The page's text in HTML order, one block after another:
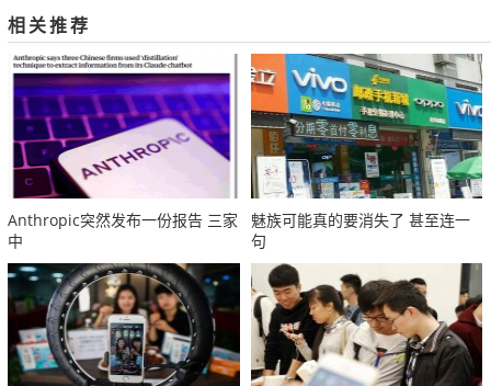
相关推荐
Anthropic突然发布一份报告 三家
中
魅族可能真的要消失了 甚至连一
句